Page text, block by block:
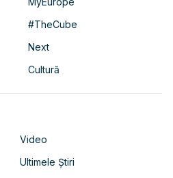
#TheCube
Next
Cultură
Video
Ultimele Știri